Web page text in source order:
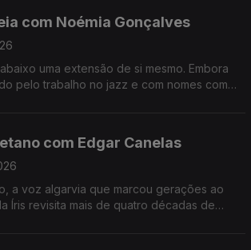
com Noémia Gonçalves
uma extensão de si mesmo. Embora
como
com Edgar Canelas
a voz algarvia que marcou gerações ao
Íris revisita mais de quatro décadas de